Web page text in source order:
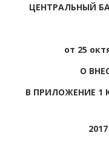
ЦЕНТРАЛЬНЫЙ
от 25
О
В ПРИЛОЖЕНИЕ 1